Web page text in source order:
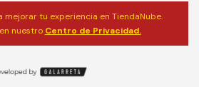
mejorar tu experiencia en TiendaNube.
nuestro Centro de Privacidad.